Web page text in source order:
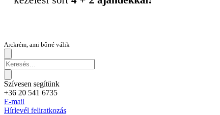
Arckrém, ami bőrré válik
Szívesen segítünk
+36 20 541 6735
E-mail
Hírlevél feliratkozás